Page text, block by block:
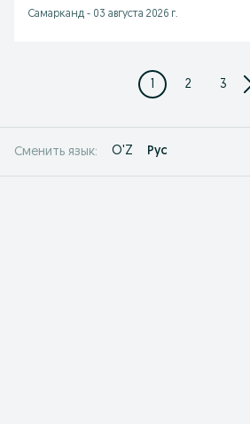
Самарканд - 03 августа 2026 г.
1 2 3
Сменить язык: O'Z Рус